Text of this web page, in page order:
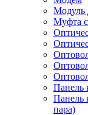
Модуль
Муфта
Панель
Панель
пара)